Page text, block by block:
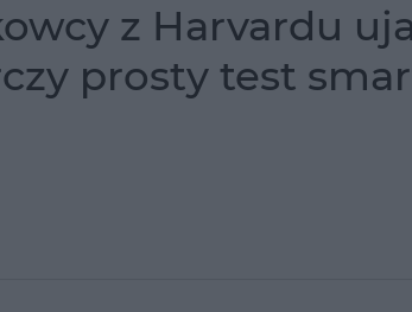
z Harvardu
prosty test